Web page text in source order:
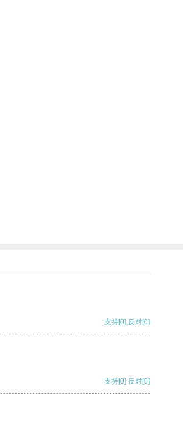
支持[0] 反对[0]
支持[0] 反对[0]